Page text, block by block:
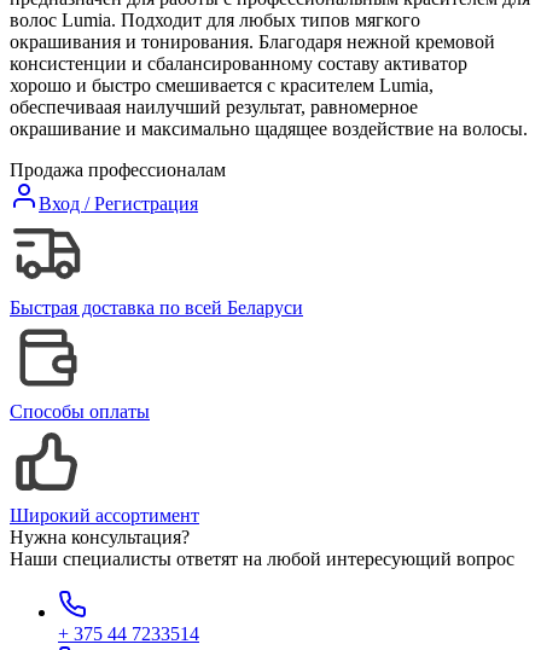
волос Lumia. Подходит для любых типов мягкого
окрашивания и тонирования. Благодаря нежной кремовой
консистенции и сбалансированному составу активатор
хорошо и быстро смешивается с красителем Lumia,
обеспечиваая наилучший результат, равномерное
окрашивание и максимально щадящее воздействие на волосы.
Продажа профессионалам
Вход / Регистрация
Быстрая доставка по всей Беларуси
Способы оплаты
Широкий ассортимент
Нужна консультация?
Наши специалисты ответят на любой интересующий вопрос
+ 375 44 7233514